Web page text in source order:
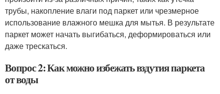
трубы, накопление влаги под паркет или чрезмерное
использование влажного мешка для мытья. В результате
паркет может начать выгибаться, деформироваться или
даже трескаться.
Вопрос 2: Как можно избежать вздутия паркета
от воды